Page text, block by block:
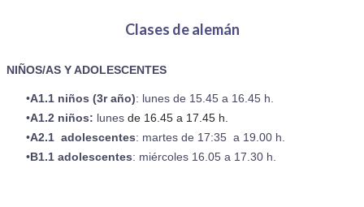
Clases de alemán
NIÑOS/AS Y ADOLESCENTES
A1.1 niños (3r año): lunes de 15.45 a 16.45 h.
A1.2 niños: lunes de 16.45 a 17.45 h.
A2.1 adolescentes: martes de 17:35 a 19.00 h.
B1.1 adolescentes: miércoles 16.05 a 17.30 h.